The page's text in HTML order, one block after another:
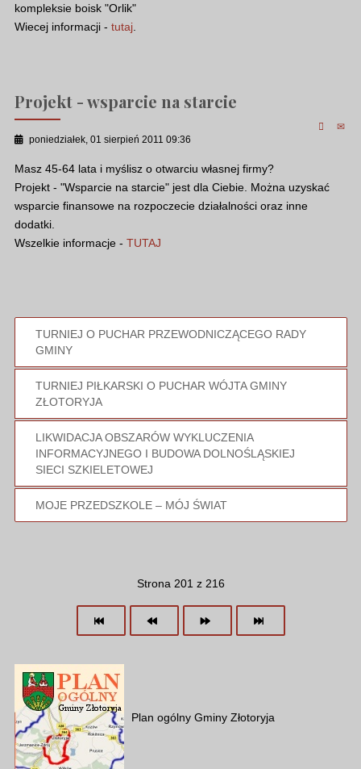
kompleksie boisk "Orlik"
Wiecej informacji - tutaj.
Projekt - wsparcie na starcie
poniedziałek, 01 sierpień 2011 09:36
Masz 45-64 lata i myślisz o otwarciu własnej firmy?
Projekt - "Wsparcie na starcie" jest dla Ciebie. Można uzyskać
wsparcie finansowe na rozpoczecie działalności oraz inne
dodatki.
Wszelkie informacje - TUTAJ
TURNIEJ O PUCHAR PRZEWODNICZĄCEGO RADY
GMINY
TURNIEJ PIŁKARSKI O PUCHAR WÓJTA GMINY
ZŁOTORYJA
LIKWIDACJA OBSZARÓW WYKLUCZENIA
INFORMACYJNEGO I BUDOWA DOLNOŚLĄSKIEJ
SIECI SZKIELETOWEJ
MOJE PRZEDSZKOLE – MÓJ ŚWIAT
Strona 201 z 216
Plan ogólny Gminy Złotoryja